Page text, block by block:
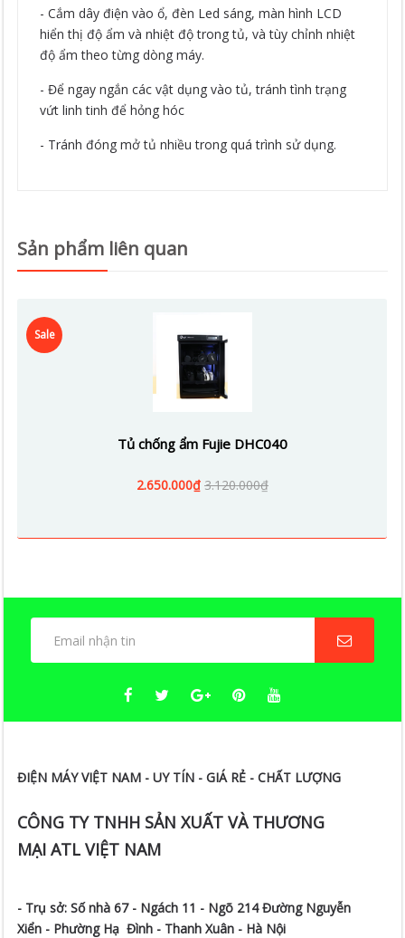
- Cắm dây điện vào ổ, đèn Led sáng, màn hình LCD
hiển thị độ ẩm và nhiệt độ trong tủ, và tùy chỉnh nhiệt
độ ẩm theo từng dòng máy.
- Để ngay ngắn các vật dụng vào tủ, tránh tình trạng
vứt linh tinh để hỏng hóc
- Tránh đóng mở tủ nhiều trong quá trình sử dụng.
Sản phẩm liên quan
Sale
Tủ chống ẩm Fujie DHC040
2.650.000₫ 3.120.000₫
ĐIỆN MÁY VIỆT NAM - UY TÍN - GIÁ RẺ - CHẤT LƯỢNG
CÔNG TY TNHH SẢN XUẤT VÀ THƯƠNG
MẠI ATL VIỆT NAM
- Trụ sở: Số nhà 67 - Ngách 11 - Ngõ 214 Đường Nguyễn
Xiển - Phường Hạ Đình - Thanh Xuân - Hà Nội